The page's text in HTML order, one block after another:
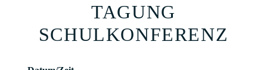
TAGUNG
SCHULKONFERENZ